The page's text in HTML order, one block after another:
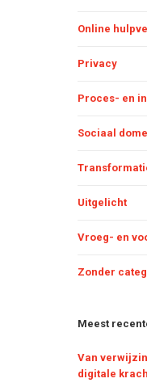
Minder
monitor
De RET-
voor de
Online
Privacy
Proces- en
Sociaal
Uitgelicht
Vroeg- en
Zonder
Meest
Van
digitale